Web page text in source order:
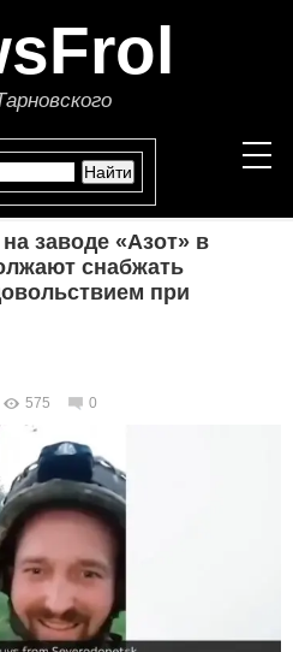
МИРЕ
заводе «Азот» в
снабжать
при
575 0